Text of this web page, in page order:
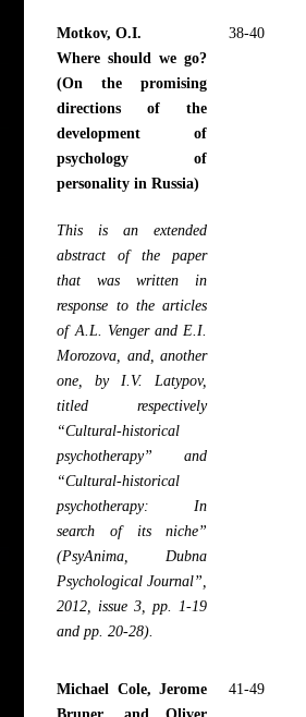
Motkov, O.I.
Where should we go?
(On the promising
directions of the
development of
psychology of
personality in Russia)
This is an extended
abstract of the paper
that was written in
response to the articles
of A.L. Venger and E.I.
Morozova, and, another
one, by I.V. Latypov,
titled respectively
“Cultural-historical
psychotherapy” and
“Cultural-historical
psychotherapy: In
search of its niche”
(PsyAnima, Dubna
Psychological Journal”,
2012, issue 3, pp. 1-19
and pp. 20-28).
38-40
Michael Cole, Jerome
Bruner, and Oliver
41-49